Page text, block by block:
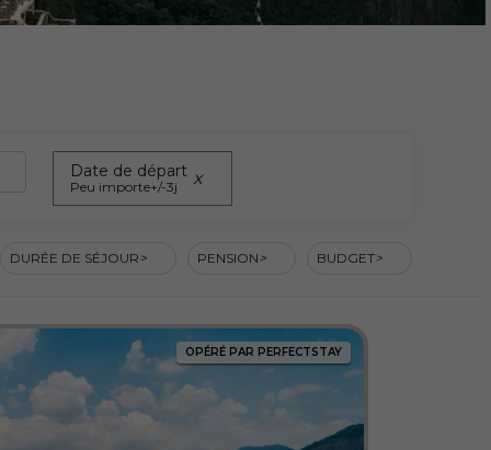
Date de départ
Peu importe+/-3j
DURÉE DE SÉJOUR PENSION BUDGET
OPÉRÉ PAR PERFECTSTAY